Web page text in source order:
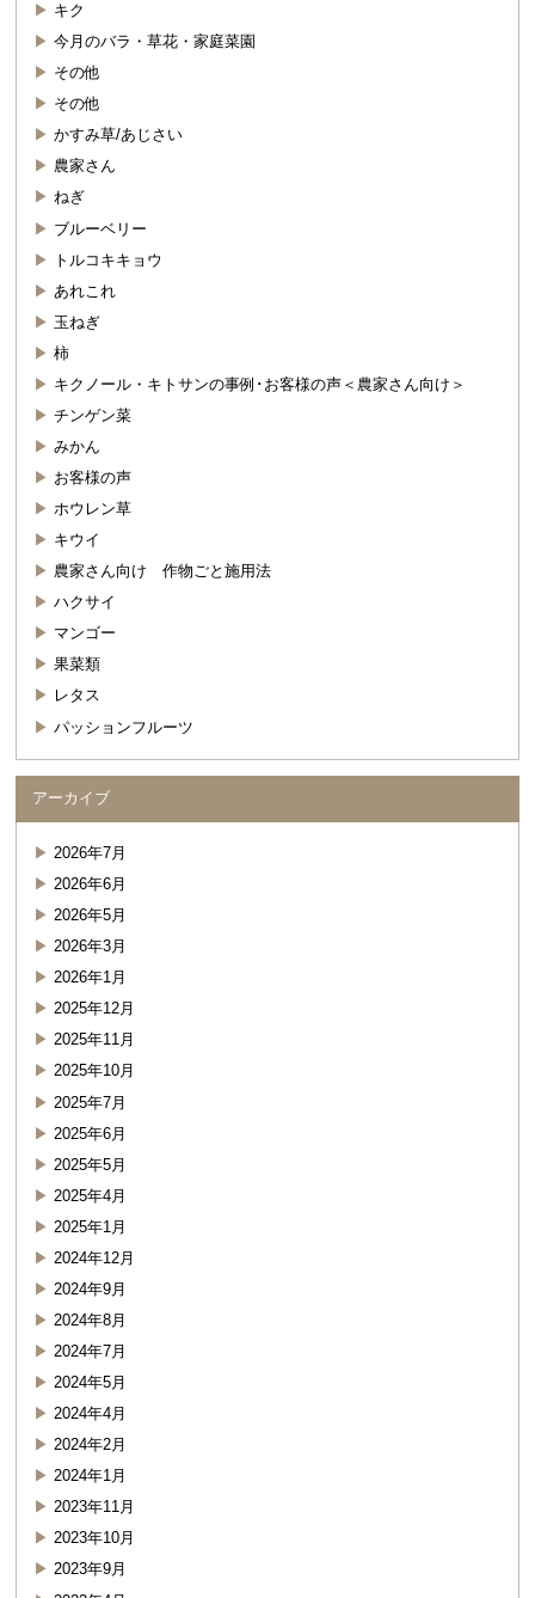
キク
今月のバラ・草花・家庭菜園
その他
その他
かすみ草/あじさい
農家さん
ねぎ
ブルーベリー
トルコキキョウ
あれこれ
玉ねぎ
柿
キクノール・キトサンの事例･お客様の声＜農家さん向け＞
チンゲン菜
みかん
お客様の声
ホウレン草
キウイ
農家さん向け 作物ごと施用法
ハクサイ
マンゴー
果菜類
レタス
パッションフルーツ
アーカイブ
2026年7月
2026年6月
2026年5月
2026年3月
2026年1月
2025年12月
2025年11月
2025年10月
2025年7月
2025年6月
2025年5月
2025年4月
2025年1月
2024年12月
2024年9月
2024年8月
2024年7月
2024年5月
2024年4月
2024年2月
2024年1月
2023年11月
2023年10月
2023年9月